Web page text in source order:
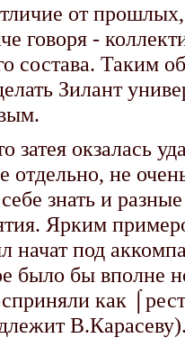
от
говоря -
состава. Таким
Зилант
окзалась
отдельно, не
знать и
Ярким
начат под
было бы вполне
как